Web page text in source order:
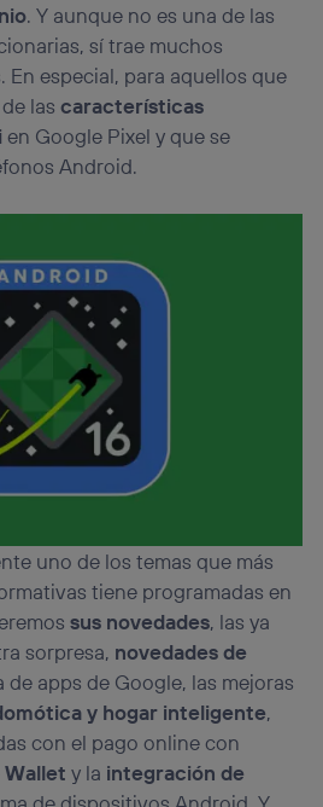
. Y aunque no es una de las
sí trae muchos
En especial, para aquellos que
lascaracterísticas
en Google Pixel y que se
Android.
uno de los temas que más
tiene programadas en
sus novedades, las ya
sorpresa, novedades de
de apps de Google, las mejoras
y hogar inteligente,
con el pago online con
Wallet y la integración de